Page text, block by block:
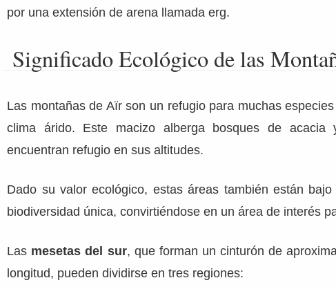
por una extensión de arena llamada erg.
Significado Ecológico de las
Las montañas de Aïr son un refugio para muchas
clima árido. Este macizo alberga bosques de acacia
encuentran refugio en sus altitudes.
Dado su valor ecológico, estas áreas también están
biodiversidad única, convirtiéndose en un área de interés
Las mesetas del sur, que forman un cinturón de
longitud, pueden dividirse en tres regiones: